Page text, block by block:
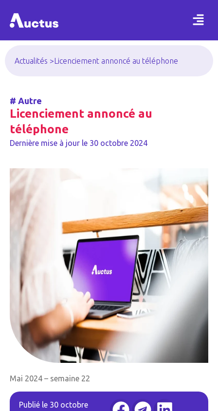
Actualités > Licenciement annoncé au téléphone
# Autre
Licenciement annoncé au
téléphone
Dernière mise à jour le 30 octobre 2024
Mai 2024 – semaine 22
Publié le 30 octobre